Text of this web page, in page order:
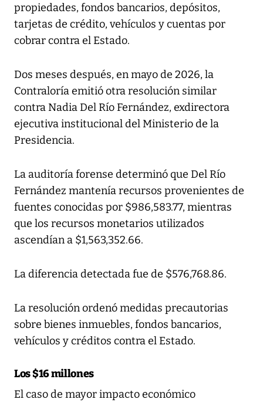
propiedades, fondos bancarios, depósitos,
tarjetas de crédito, vehículos y cuentas por
cobrar contra el Estado.
Dos meses después, en mayo de 2026, la
Contraloría emitió otra resolución similar
contra Nadia Del Río Fernández, exdirectora
ejecutiva institucional del Ministerio de la
Presidencia.
La auditoría forense determinó que Del Río
Fernández mantenía recursos provenientes de
fuentes conocidas por $986,583.77, mientras
que los recursos monetarios utilizados
ascendían a $1,563,352.66.
La diferencia detectada fue de $576,768.86.
La resolución ordenó medidas precautorias
sobre bienes inmuebles, fondos bancarios,
vehículos y créditos contra el Estado.
Los $16 millones
El caso de mayor impacto económico